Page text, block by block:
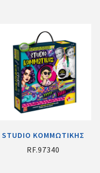
STUDIO ΚΟΜΜΩΤΙΚΗΣ
RF.97340